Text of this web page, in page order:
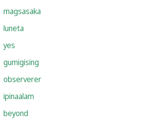
magsasaka
luneta
yes
gumigising
observerer
ipinaalam
beyond